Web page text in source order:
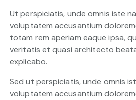
Ut perspiciatis, unde omnis iste
voluptatem accusantium
totam rem aperiam eaque ipsa,
veritatis et quasi architecto
explicabo.
Sed ut perspiciatis, unde omnis
voluptatem accusantium